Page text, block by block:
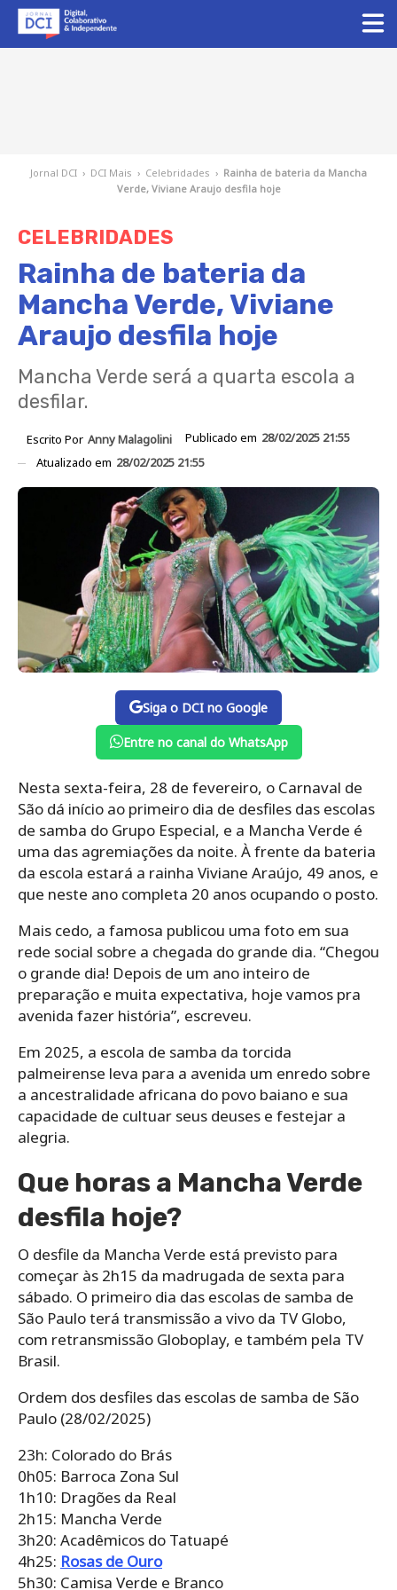
Jornal DCI › DCI Mais › Celebridades › Rainha de bateria da Mancha
Verde, Viviane Araujo desfila hoje
CELEBRIDADES
Rainha de bateria da
Mancha Verde, Viviane
Araujo desfila hoje
Mancha Verde será a quarta escola a
desfilar.
Escrito Por Anny Malagolini Publicado em 28/02/2025 21:55
Atualizado em 28/02/2025 21:55
Siga o DCI no Google
Entre no canal do WhatsApp
Nesta sexta-feira, 28 de fevereiro, o Carnaval de
São dá início ao primeiro dia de desfiles das escolas
de samba do Grupo Especial, e a Mancha Verde é
uma das agremiações da noite. À frente da bateria
da escola estará a rainha Viviane Araújo, 49 anos, e
que neste ano completa 20 anos ocupando o posto.
Mais cedo, a famosa publicou uma foto em sua
rede social sobre a chegada do grande dia. “Chegou
o grande dia! Depois de um ano inteiro de
preparação e muita expectativa, hoje vamos pra
avenida fazer história”, escreveu.
Em 2025, a escola de samba da torcida
palmeirense leva para a avenida um enredo sobre
a ancestralidade africana do povo baiano e sua
capacidade de cultuar seus deuses e festejar a
alegria.
Que horas a Mancha Verde
desfila hoje?
O desfile da Mancha Verde está previsto para
começar às 2h15 da madrugada de sexta para
sábado. O primeiro dia das escolas de samba de
São Paulo terá transmissão a vivo da TV Globo,
com retransmissão Globoplay, e também pela TV
Brasil.
Ordem dos desfiles das escolas de samba de São
Paulo (28/02/2025)
23h: Colorado do Brás
0h05: Barroca Zona Sul
1h10: Dragões da Real
2h15: Mancha Verde
3h20: Acadêmicos do Tatuapé
4h25: Rosas de Ouro
5h30: Camisa Verde e Branco